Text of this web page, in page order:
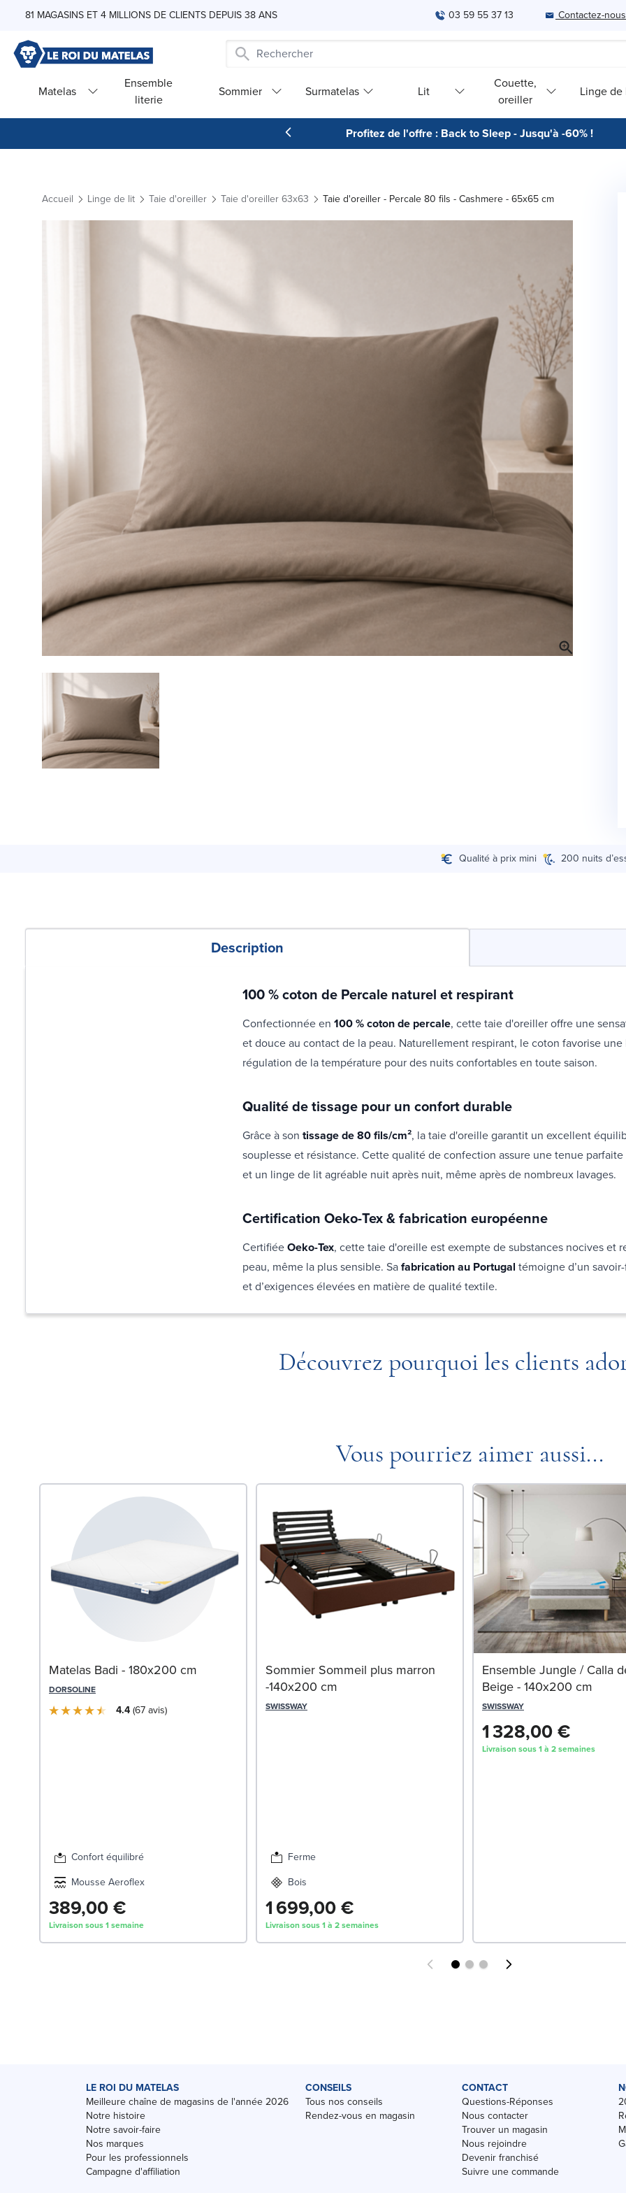
Skip to Content
81 MAGASINS ET 4 MILLIONS DE CLIENTS DEPUIS 38 ANS 03 59 55 37 13 Contactez-nous
Matelas
Ensemble
literie
Sommier Surmatelas Lit
Couette,
oreiller
Linge de
Profitez de l'offre : Back to Sleep - Jusqu'à -60% !
Accueil Linge de lit Taie d'oreiller Taie d'oreiller 63x63 Taie d'oreiller - Percale 80 fils - Cashmere - 65x65 cm
Qualité à prix mini 200 nuits
Description
100 % coton de Percale naturel et respirant
Confectionnée en 100 % coton de percale, cette taie d'oreiller offre une
et douce au contact de la peau. Naturellement respirant, le coton favorise
régulation de la température pour des nuits confortables en toute saison.
Qualité de tissage pour un confort durable
Grâce à son tissage de 80 fils/cm², la taie d'oreille garantit un excellent
souplesse et résistance. Cette qualité de confection assure une tenue
et un linge de lit agréable nuit après nuit, même après de nombreux lavages.
Certification Oeko-Tex & fabrication européenne
CertifiéeOeko-Tex, cette taie d'oreille est exempte de substances nocives et
peau, même la plus sensible. Safabrication au Portugal témoigne d’un
et d’exigences élevées en matière de qualité textile.
Découvrez pourquoi les clients
Vous pourriez aimer aussi...
Matelas Badi - 180x200 cm
DORSOLINE
4.4 67avis
Confort équilibré
Mousse Aeroflex
389,00 €
Livraison sous 1 semaine
Sommier Sommeil plus marron
-140x200 cm
SWISSWAY
Ferme
Bois
1 699,00 €
Livraison sous 1 à 2 semaines
Ensemble Jungle / Calla
Beige - 140x200 cm
SWISSWAY
1 328,00 €
Livraison sous 1 à 2 semaines
LE ROI DU MATELAS
Meilleure chaîne de magasins de l'année 2026
Notre histoire
Notre savoir-faire
Nos marques
Pour les professionnels
Campagne d'affiliation
CONSEILS
Tous nos conseils
Rendez-vous en magasin
CONTACT
Questions-Réponses
Nous contacter
Trouver un magasin
Nous rejoindre
Devenir franchisé
Suivre une commande